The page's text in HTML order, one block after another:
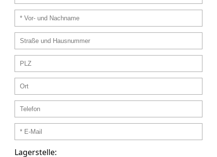
Lagerstelle: